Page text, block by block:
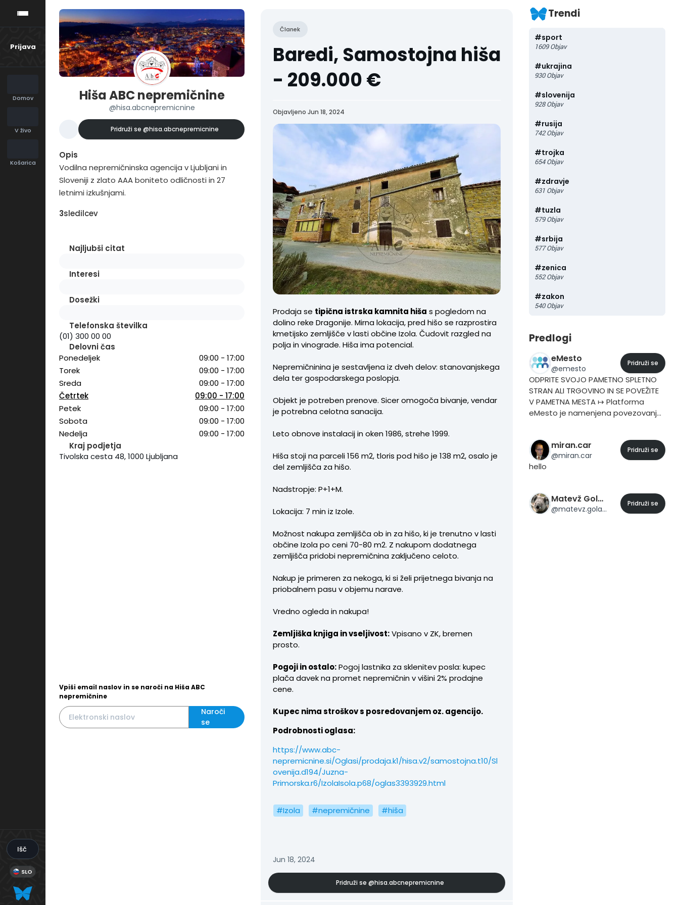
Prijava
Domov
V živo
Košarica
Išči
SLO
Hiša ABC nepremičnine
@hisa.abcnepremicnine
Pridruži se @hisa.abcnepremicnine
Opis
Vodilna nepremičninska agencija v Ljubljani in
Sloveniji z zlato AAA boniteto odličnosti in 27
letnimi izkušnjami.
3sledilcev
Najljubši citat
Interesi
Dosežki
Telefonska številka
(01) 300 00 00
Delovni čas
Ponedeljek
09:00 - 17:00
Torek
09:00 - 17:00
Sreda
09:00 - 17:00
Četrtek
09:00 - 17:00
Petek
09:00 - 17:00
Sobota
09:00 - 17:00
Nedelja
09:00 - 17:00
Kraj podjetja
Tivolska cesta 48,1000 Ljubljana
Vpiši email naslov in se naroči na Hiša ABC
nepremičnine
Naroči
se
Članek
Baredi, Samostojna hiša
- 209.000 €
Objavljeno Jun 18, 2024
Prodaja se tipična istrska kamnita hiša s pogledom na
dolino reke Dragonije. Mirna lokacija, pred hišo se razprostira
kmetijsko zemljišče v lasti občine Izola. Čudovit razgled na
polja in vinograde. Hiša ima potencial.
Nepremičninina je sestavljena iz dveh delov: stanovanjskega
dela ter gospodarskega poslopja.
Objekt je potreben prenove. Sicer omogoča bivanje, vendar
je potrebna celotna sanacija.
Leto obnove instalacij in oken 1986, strehe 1999.
Hiša stoji na parceli 156 m2, tloris pod hišo je 138 m2, osalo je
del zemljišča za hišo.
Nadstropje: P+1+M.
Lokacija: 7 min iz Izole.
Možnost nakupa zemljišča ob in za hišo, ki je trenutno v lasti
občine Izola po ceni 70-80 m2. Z nakupom dodatnega
zemljišča pridobi nepremičnina zaključeno celoto.
Nakup je primeren za nekoga, ki si želi prijetnega bivanja na
priobalnem pasu v objemu narave.
Vredno ogleda in nakupa!
Zemljiška knjiga in vseljivost:Vpisano v ZK, bremen
prosto.
Pogoji in ostalo:Pogoj lastnika za sklenitev posla: kupec
plača davek na promet nepremičnin v višini 2% prodajne
cene.
Kupec nima stroškov s posredovanjem oz. agencijo.
Podrobnosti oglasa:
https://www.abc-
nepremicnine.si/Oglasi/prodaja.k1/hisa.v2/samostojna.t10/Sl
ovenija.d194/Juzna-
Primorska.r6/IzolaIsola.p68/oglas3393929.html
#Izola #nepremičnine #hiša
Jun 18, 2024
Pridruži se @hisa.abcnepremicnine
Trendi
#sport
1609 Objav
#ukrajina
930 Objav
#slovenija
928 Objav
#rusija
742 Objav
#trojka
654 Objav
#zdravje
631 Objav
#tuzla
579 Objav
#srbija
577 Objav
#zenica
552 Objav
#zakon
540 Objav
Predlogi
eMesto
@emesto
Pridruži se
ODPRITE SVOJO PAMETNO SPLETNO
STRAN ALI TRGOVINO IN SE POVEŽITE
V PAMETNA MESTA ↦ Platforma
eMesto je namenjena povezovanju
povežemo v omrežje do 212
pametnih mest. ✔ Vse informacije
so vam na voljo na telefonski
miran.car
@miran.car
Pridruži se
hello
Matevž Golavšek
@matevz.golavsek
Pridruži se